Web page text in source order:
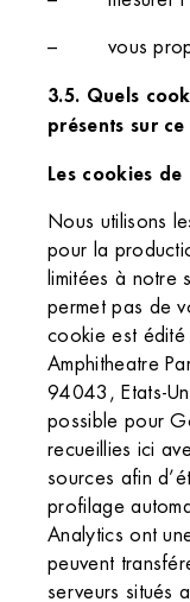
– vous
3.5. Quels
présents sur
Les cookies de
Nous utilisons
pour la
limitées à notre
permet pas de
cookie est
Amphitheatre
94043, Etats-
possible pour
recueillies ici
sources afin
profilage
Analytics ont
peuvent
serveurs situés